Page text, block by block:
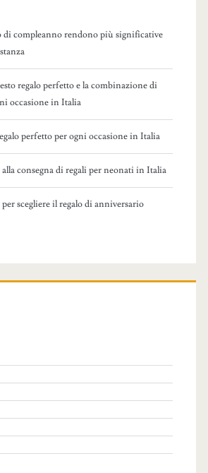
di compleanno rendono più significative
regalo perfetto e la combinazione di
occasione in Italia
perfetto per ogni occasione in Italia
consegna di regali per neonati in Italia
scegliere il regalo di anniversario